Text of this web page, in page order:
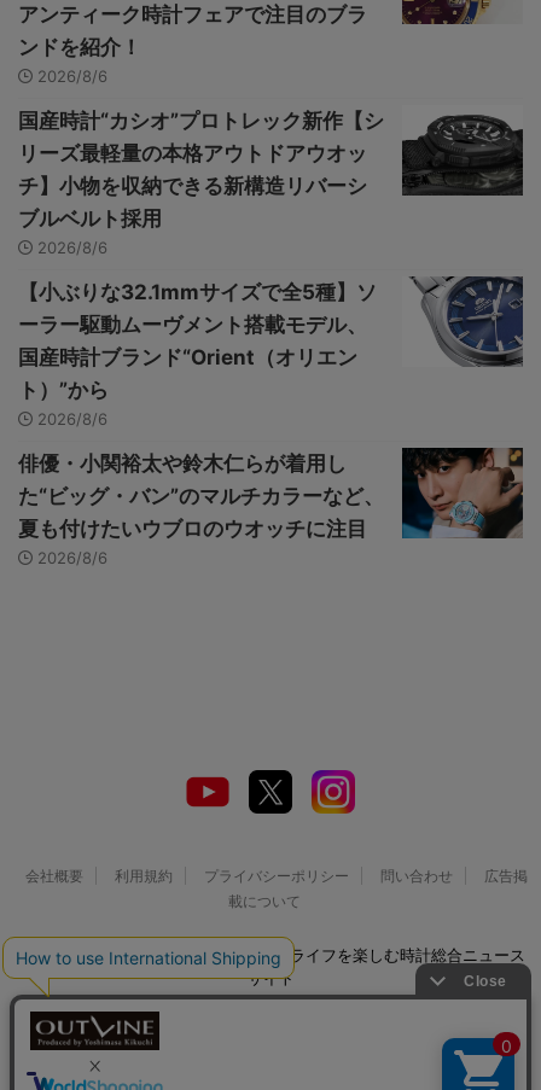
アンティーク時計フェアで注目のブラ
ンドを紹介！
2026/8/6
国産時計“カシオ”プロトレック新作【シ
リーズ最軽量の本格アウトドアウオッ
チ】小物を収納できる新構造リバーシ
ブルベルト採用
2026/8/6
【小ぶりな32.1mmサイズで全5種】ソ
ーラー駆動ムーヴメント搭載モデル、
国産時計ブランド“Orient（オリエン
ト）”から
2026/8/6
俳優・小関裕太や鈴木仁らが着用し
た“ビッグ・バン”のマルチカラーなど、
夏も付けたいウブロのウオッチに注目
2026/8/6
会社概要 利用規約 プライバシーポリシー 問い合わせ
広告掲
載について
© 2026 Watch LIFE NEWS｜ウオッチライフを楽しむ時計総合ニュース
サイト